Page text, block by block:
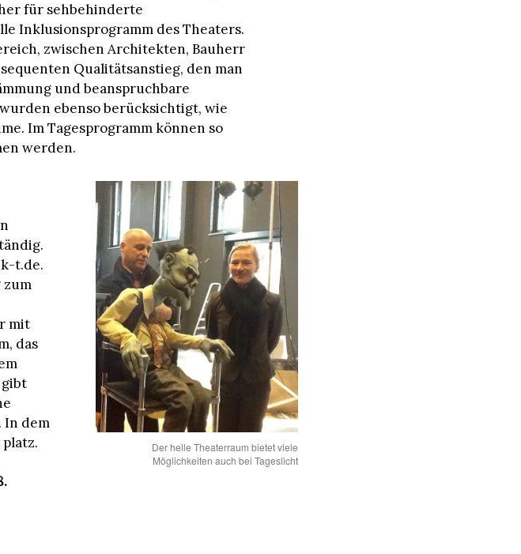
für sehbehinderte
Inklusionsprogramm des Theaters.
zwischen Architekten, Bauherr
Qualitätsanstieg, den man
und beanspruchbare
ebenso berücksichtigt, wie
Im Tagesprogramm können so
werden.
Der helle Theaterraum bietet viele
Möglichkeiten auch bei Tageslicht
t.de.
zum
mit
das
In dem